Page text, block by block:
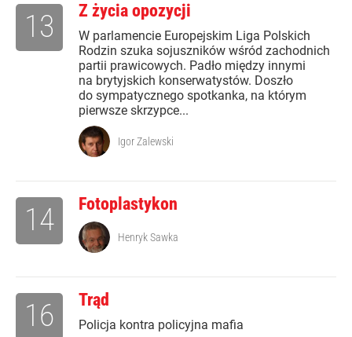
Z życia opozycji
W parlamencie Europejskim Liga Polskich
Rodzin szuka sojuszników wśród zachodnich
partii prawicowych. Padło między innymi
na brytyjskich konserwatystów. Doszło
do sympatycznego spotkanka, na którym
pierwsze skrzypce...
13
Igor Zalewski
Fotoplastykon
14 Henryk Sawka
Trąd
Policja kontra policyjna mafia
16